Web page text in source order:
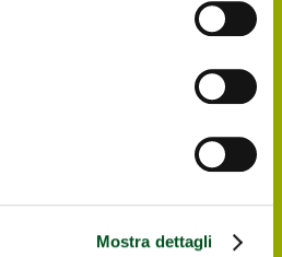
Mostra dettagli
italiani ed esteri
Agrilevante by Eima
direttamente online,
all’indirizzo e-mail che